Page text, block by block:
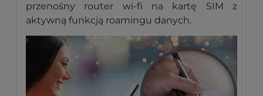
przenośny router wi-fi na kartę SIM z
aktywną funkcją roamingu danych.